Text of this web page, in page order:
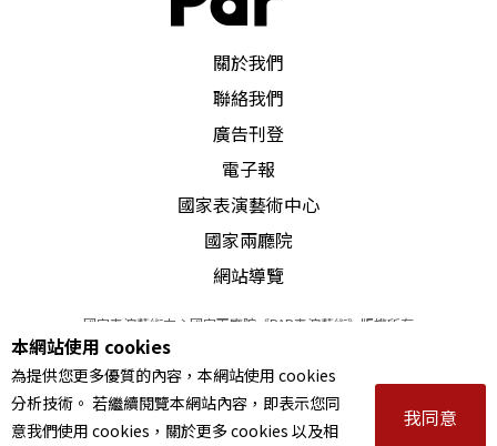
關於我們
聯絡我們
廣告刊登
電子報
國家表演藝術中心
國家兩廳院
網站導覽
國家表演藝術中心國家兩廳院《PAR表演藝術》版權所有
© 2022Performing arts redefined. All Rights Reserved
統一編號 Tax Id number 00973926
本站所提供相關演出資訊，如有異動應以主辦單位公告為準。
服務條款｜隱私權聲明｜著作權聲明
本網站使用 cookies
為提供您更多優質的內容，本網站使用 cookies
分析技術。 若繼續閱覽本網站內容，即表示您同
意我們使用 cookies，關於更多 cookies 以及相
我同意